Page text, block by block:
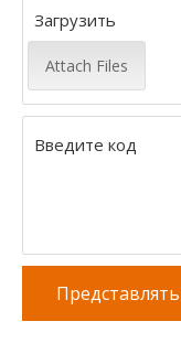
Загрузить
Attach Files
Введите код